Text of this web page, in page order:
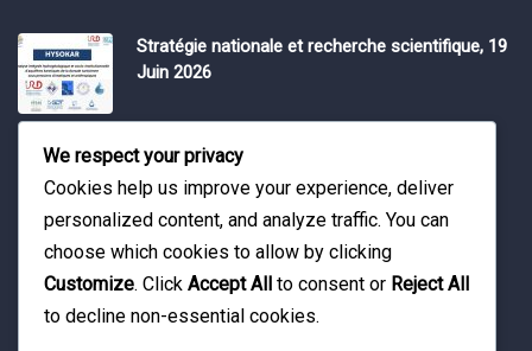
Stratégie nationale et recherche scientifique, 19
Juin 2026
Water Expo 2026, 5,6 et 7 Mai 2026
Workshop on “INTEGRATED GROUNDWATER
MODELLING, 13-16 April 2026.
We respect your privacy
Cookies help us improve your experience, deliver
personalized content, and analyze traffic. You can
choose which cookies to allow by clicking
Customize. Click Accept All to consent or Reject All
to decline non-essential cookies.